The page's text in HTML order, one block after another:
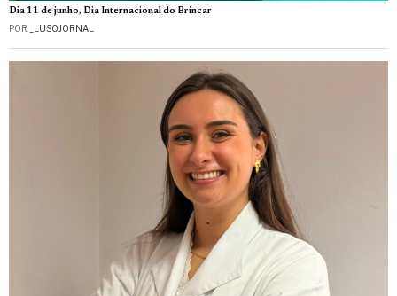
Dia 11 de junho, Dia Internacional do Brincar
POR _LUSOJORNAL